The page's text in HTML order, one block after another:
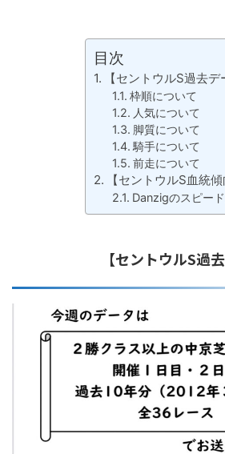
目次
【セントウルS過去デ
枠順について
人気について
脚質について
騎手について
前走について
【セントウルS血統傾
Danzigのスピー
【セントウルS過